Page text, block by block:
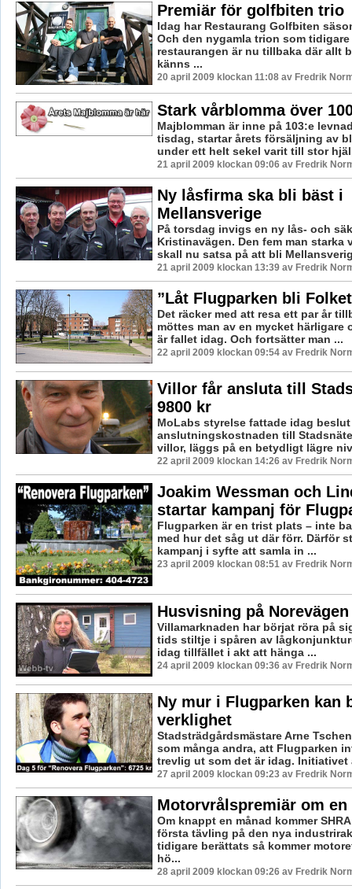
Premiär för golfbiten trio
Idag har Restaurang Golfbiten
Och den nygamla trion som tidigare
restaurangen är nu tillbaka där allt
känns ...
20 april 2009 klockan 11:08 av Fredrik
Stark vårblomma över
Majblomman är inne på 103:e
tisdag, startar årets försäljning av
under ett helt sekel varit till stor
21 april 2009 klockan 09:06 av Fredrik
Ny låsfirma ska bli bäst i
Mellansverige
På torsdag invigs en ny lås- och
Kristinavägen. Den fem man starka
skall nu satsa på att bli
21 april 2009 klockan 13:39 av Fredrik
”Låt Flugparken bli
Det räcker med att resa ett par år
möttes man av en mycket härligare
är fallet idag. Och fortsätter man ...
22 april 2009 klockan 09:54 av Fredrik
Villor får ansluta till
9800 kr
MoLabs styrelse fattade idag
anslutningskostnaden till
villor, läggs på en betydligt lägre
22 april 2009 klockan 14:26 av Fredrik
Joakim Wessman och
startar kampanj för
Flugparken är en trist plats – inte
med hur det såg ut där förr. Därför
kampanj i syfte att samla in ...
23 april 2009 klockan 08:51 av Fredrik
Husvisning på Norevägen
Villamarknaden har börjat röra på
tids stiltje i spåren av
idag tillfället i akt att hänga ...
24 april 2009 klockan 09:36 av Fredrik
Ny mur i Flugparken kan
verklighet
Stadsträdgårdsmästare Arne
som många andra, att Flugparken
trevlig ut som det är idag. Initiativet
27 april 2009 klockan 09:23 av Fredrik
Motorvrålspremiär om en
Om knappt en månad kommer
första tävling på den nya
tidigare berättats så kommer
hö...
28 april 2009 klockan 09:26 av Fredrik